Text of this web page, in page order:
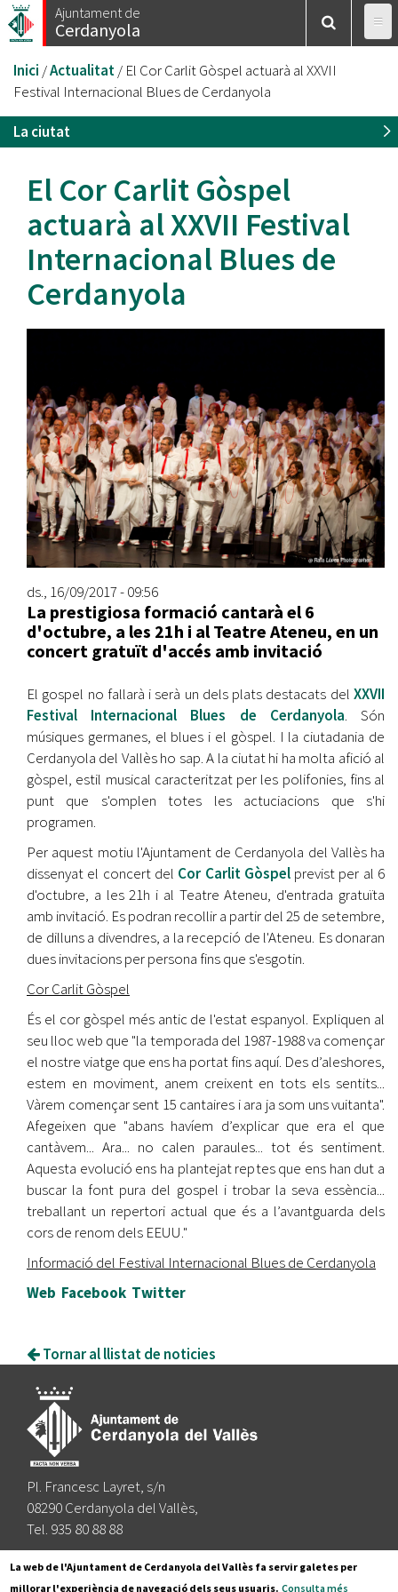
Vés
al
Ajuntament de
Cerdanyola
Esteu
aquí
Inici /Actualitat/ El Cor Carlit Gòspel actuarà al XXVII
Festival Internacional Blues de Cerdanyola
La ciutat
El Cor Carlit Gòspel
actuarà al XXVII Festival
Internacional Blues de
Cerdanyola
ds., 16/09/2017 - 09:56
La prestigiosa formació cantarà el 6
d'octubre, a les 21h i al Teatre Ateneu, en un
concert gratuït d'accés amb invitació
El gospel no fallarà i serà un dels plats destacats del XXVII
Festival Internacional Blues de Cerdanyola. Són
músiques germanes, el blues i el gòspel. I la ciutadania de
Cerdanyola del Vallès ho sap. A la ciutat hi ha molta afició al
gòspel, estil musical caracteritzat per les polifonies, fins al
punt que s'omplen totes les actuciacions que s'hi
programen.
Per aquest motiu l'Ajuntament de Cerdanyola del Vallès ha
dissenyat el concert del Cor Carlit Gòspelprevist per al 6
d'octubre, a les 21h i al Teatre Ateneu, d'entrada gratuïta
amb invitació. Es podran recollir a partir del 25 de setembre,
de dilluns a divendres, a la recepció de l'Ateneu. Es donaran
dues invitacions per persona fins que s'esgotin.
Cor Carlit Gòspel
És el cor gòspel més antic de l'estat espanyol. Expliquen al
seu lloc web que "la temporada del 1987-1988 va començar
el nostre viatge que ens ha portat fins aquí. Des d’aleshores,
estem en moviment, anem creixent en tots els sentits...
Vàrem començar sent 15 cantaires i ara ja som uns vuitanta".
Afegeixen que "abans havíem d’explicar que era el que
cantàvem... Ara... no calen paraules... tot és sentiment.
Aquesta evolució ens ha plantejat reptes que ens han dut a
buscar la font pura del gospel i trobar la seva essència...
treballant un repertori actual que és a l’avantguarda dels
cors de renom dels EEUU."
Informació del Festival Internacional Blues de Cerdanyola
Web Facebook Twitter
Tornar al llistat de noticies
Pl. Francesc Layret, s/n
08290 Cerdanyola del Vallès,
Tel. 935 80 88 88
Segueix-nos a:
La web de l'Ajuntament de Cerdanyola del Vallès fa servir galetes per
millorar l'experiència de navegació dels seus usuaris. Consulta més